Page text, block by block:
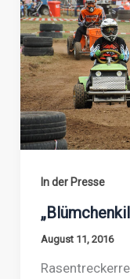
In der Presse
August 11, 2016